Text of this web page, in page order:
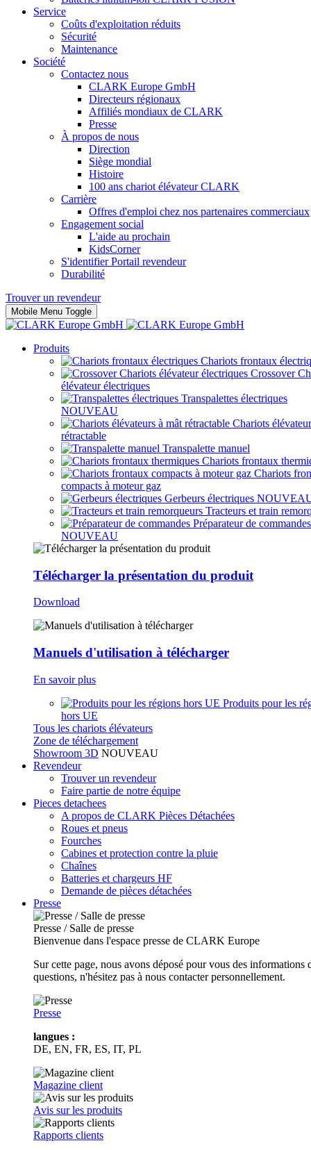
Service
Coûts d'exploitation réduits
Sécurité
Maintenance
Société
Contactez nous
CLARK Europe GmbH
Directeurs régionaux
Affiliés mondiaux de CLARK
Presse
À propos de nous
Direction
Siège mondial
Histoire
100 ans chariot élévateur CLARK
Carrière
Offres d'emploi chez nos partenaires commerciaux
Engagement social
L'aide au prochain
KidsCorner
S'identifier Portail revendeur
Durabilité
Trouver un revendeur
Mobile Menu Toggle
Produits
Chariots frontaux
Crossover
élévateur électriques
Transpalettes électriques
NOUVEAU
Chariots
rétractable
Transpalette manuel
Chariots frontaux
Chariots
compacts à moteur gaz
Gerbeurs électriques
Tracteurs et train
Préparateur de commandes
NOUVEAU
Télécharger la présentation du produit
Download
Manuels d'utilisation à télécharger
En savoir plus
Produits pour les
hors UE
Tous les chariots élévateurs
Zone de téléchargement
Showroom 3D NOUVEAU
Revendeur
Trouver un revendeur
Faire partie de notre équipe
Pieces detachees
A propos de CLARK Pièces Détachées
Roues et pneus
Fourches
Cabines et protection contre la pluie
Chaînes
Batteries et chargeurs HF
Demande de pièces détachées
Presse
Presse / Salle de presse
Bienvenue dans l'espace presse de CLARK Europe
Sur cette page, nous avons déposé pour vous des
questions, n'hésitez pas à nous contacter personnellement.
Presse
langues :
DE, EN, FR, ES, IT, PL
Magazine client
Avis sur les produits
Rapports clients